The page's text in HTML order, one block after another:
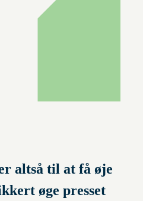
altså til at få øje
øge presset